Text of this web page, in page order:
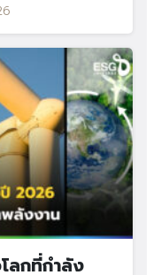
ลกที่กำลัง